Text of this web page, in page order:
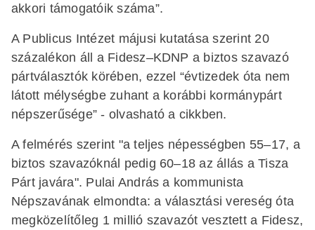
akkori támogatóik száma”.
A Publicus Intézet májusi kutatása szerint 20
százalékon áll a Fidesz–KDNP a biztos szavazó
pártválasztók körében, ezzel “évtizedek óta nem
látott mélységbe zuhant a korábbi kormánypárt
népszerűsége” - olvasható a cikkben.
A felmérés szerint "a teljes népességben 55–17, a
biztos szavazóknál pedig 60–18 az állás a Tisza
Párt javára". Pulai András a kommunista
Népszavának elmondta: a választási vereség óta
megközelítőleg 1 millió szavazót vesztett a Fidesz,